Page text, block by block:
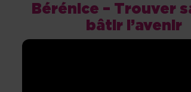
Bérénice – Trouver
bâtir l’avenir